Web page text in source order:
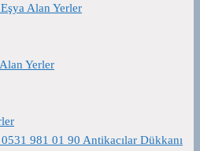
Alan Yerler
Yerler
981 01 90 Antikacılar Dükkanı